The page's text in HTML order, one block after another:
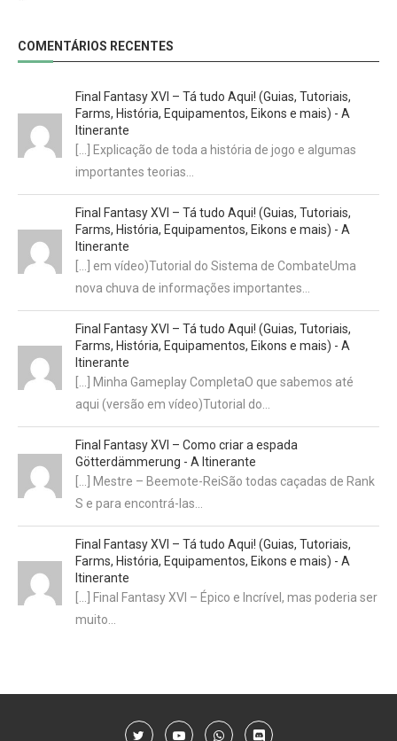
COMENTÁRIOS RECENTES
Final Fantasy XVI – Tá tudo Aqui! (Guias, Tutoriais,
Farms, História, Equipamentos, Eikons e mais) - A
Itinerante
[…] Explicação de toda a história de jogo e algumas
importantes teorias…
Final Fantasy XVI – Tá tudo Aqui! (Guias, Tutoriais,
Farms, História, Equipamentos, Eikons e mais) - A
Itinerante
[…] em vídeo)Tutorial do Sistema de CombateUma
nova chuva de informações importantes…
Final Fantasy XVI – Tá tudo Aqui! (Guias, Tutoriais,
Farms, História, Equipamentos, Eikons e mais) - A
Itinerante
[…] Minha Gameplay CompletaO que sabemos até
aqui (versão em vídeo)Tutorial do…
Final Fantasy XVI – Como criar a espada
Götterdämmerung - A Itinerante
[…] Mestre – Beemote-ReiSão todas caçadas de Rank
S e para encontrá-las…
Final Fantasy XVI – Tá tudo Aqui! (Guias, Tutoriais,
Farms, História, Equipamentos, Eikons e mais) - A
Itinerante
[…] Final Fantasy XVI – Épico e Incrível, mas poderia ser
muito…